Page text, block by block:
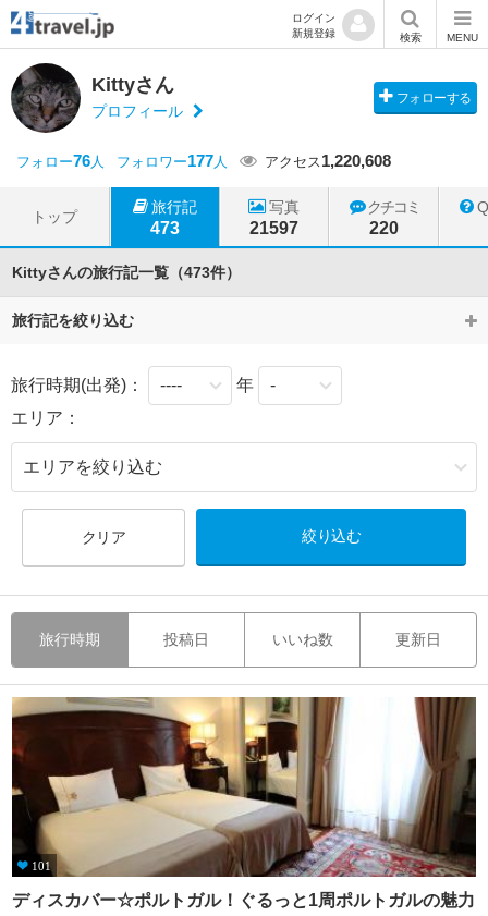
ログイン
新規登録
検索 MENU
Kittyさん
プロフィール
フォローする
フォロー76人 フォロワー177人 アクセス1,220,608
トップ
旅行記
473
写真
21597
クチコミ
220
Kittyさんの旅行記一覧（473件）
旅行記を絞り込む
旅行時期(出発)：
年
エリア：
クリア
旅行時期 投稿日 いいね数 更新日
101
ディスカバー☆ポルトガル！ぐるっと1周ポルトガルの魅力